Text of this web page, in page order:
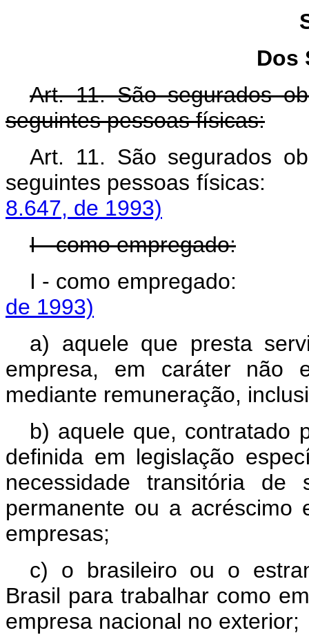
Dos
Art. 11. São segurados
seguintes pessoas físicas:
Art. 11. São segurados
seguintes pessoas
8.647, de 1993)
I - como empregado:
I - como
de 1993)
a) aquele que presta
empresa, em caráter não
mediante remuneração,
b) aquele que, contratado
definida em legislação
necessidade transitória
permanente ou a acréscimo
empresas;
c) o brasileiro ou o
Brasil para trabalhar como
empresa nacional no exterior;